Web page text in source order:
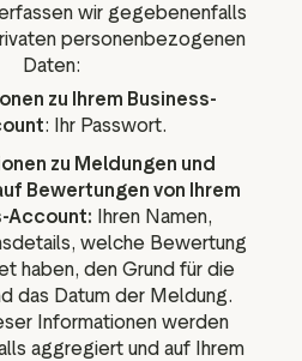
wir gegebenenfalls
personenbezogenen
Daten:
zu Ihrem Business-
: Ihr Passwort.
zu Meldungen und
Bewertungen von Ihrem
Account: Ihren Namen,
welche Bewertung
haben, den Grund für die
das Datum der Meldung.
Informationen werden
aggregiert und auf Ihrem